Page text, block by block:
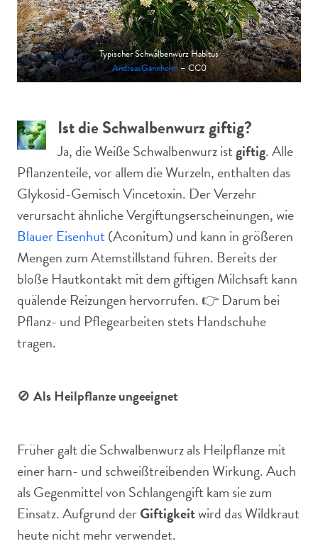
Typischer Schwalbenwurz Habitus
AndreasGannholm– CC0
Ist die Schwalbenwurz giftig?
Ja, die Weiße Schwalbenwurz istgiftig. Alle
Pflanzenteile, vor allem die Wurzeln, enthalten das
Glykosid-Gemisch Vincetoxin. Der Verzehr
verursacht ähnliche Vergiftungserscheinungen, wie
Blauer Eisenhut(Aconitum) und kann in größeren
Mengen zum Atemstillstand führen. Bereits der
bloße Hautkontakt mit dem giftigen Milchsaft kann
quälende Reizungen hervorrufen. 👉 Darum bei
Pflanz- und Pflegearbeiten stets Handschuhe
tragen.
🚫 Als Heilpflanze ungeeignet
Früher galt die Schwalbenwurz als Heilpflanze mit
einer harn- und schweißtreibenden Wirkung. Auch
als Gegenmittel von Schlangengift kam sie zum
Einsatz. Aufgrund derGiftigkeitwird das Wildkraut
heute nicht mehr verwendet.